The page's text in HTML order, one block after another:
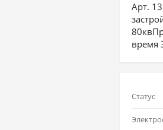
Арт.
время
Статус